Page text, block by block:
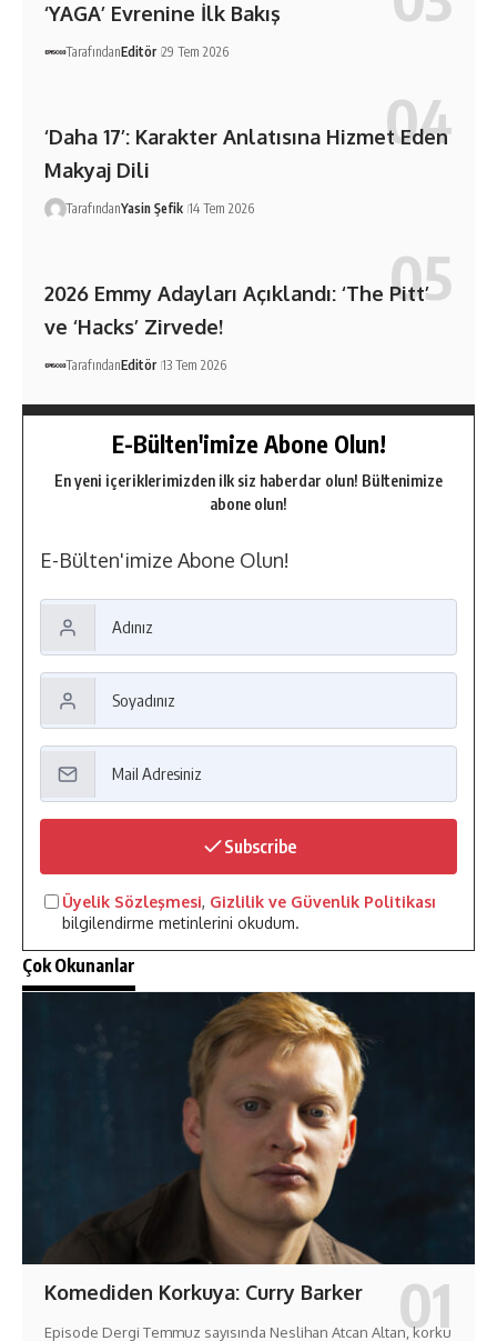
‘YAGA’ Evrenine İlk Bakış
TarafındanEditör 29 Tem 2026
‘Daha 17’: Karakter Anlatısına Hizmet Eden
Makyaj Dili
TarafındanYasin Şefik 14 Tem 2026
2026 Emmy Adayları Açıklandı: ‘The Pitt’
ve ‘Hacks’ Zirvede!
TarafındanEditör 13 Tem 2026
E-Bülten'imize Abone Olun!
En yeni içeriklerimizden ilk siz haberdar olun! Bültenimize
abone olun!
E-Bülten'imize Abone Olun!
Subscribe
Üyelik Sözleşmesi, Gizlilik ve Güvenlik Politikası
bilgilendirme metinlerini okudum.
Çok Okunanlar
Komediden Korkuya: Curry Barker
Episode Dergi Temmuz sayısında Neslihan Atcan Altan, korku